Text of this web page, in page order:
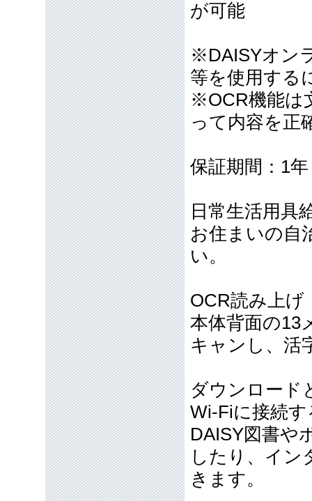
が可能
※DAISYオン
等を使用する
※OCR機能は
って内容を正
保証期間：1年
日常生活用具
お住まいの自
い。
OCR読み上げ
本体背面の13
キャンし、活
ダウンロード
Wi-Fiに接続
DAISY図書や
したり、イン
きます。